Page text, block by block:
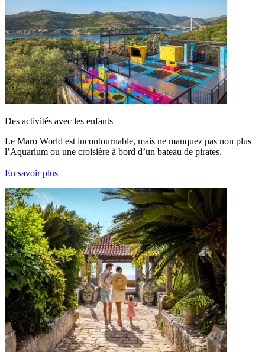
Des activités avec les enfants
Le Maro World est incontournable, mais ne manquez pas non plus
l’Aquarium ou une croisière à bord d’un bateau de pirates.
En savoir plus